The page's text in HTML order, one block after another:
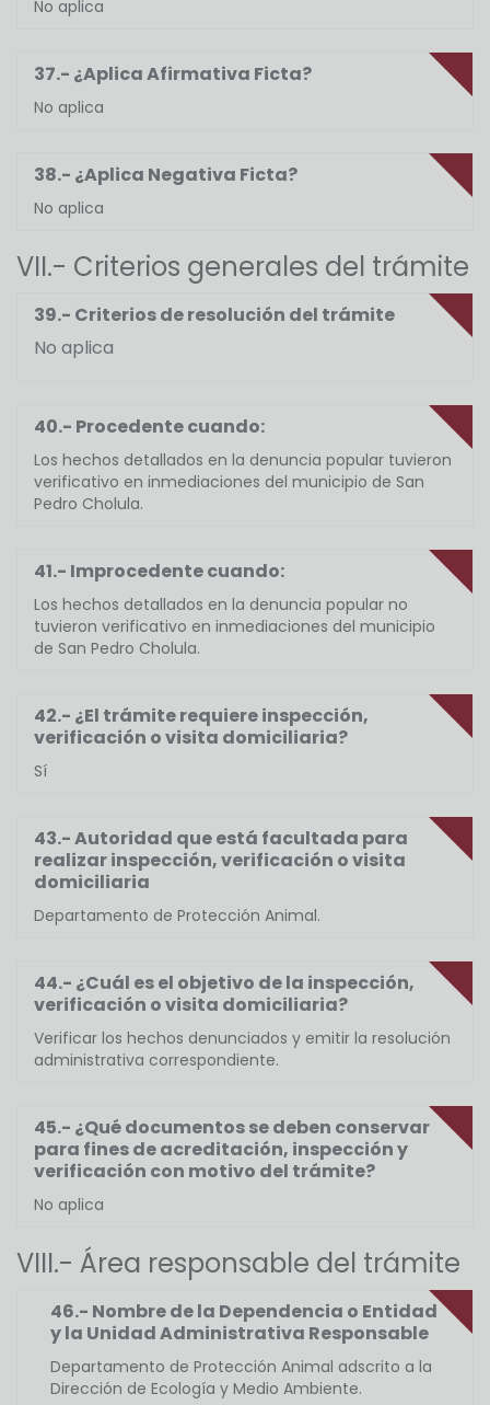
No aplica
37.- ¿Aplica Afirmativa Ficta?
No aplica
38.- ¿Aplica Negativa Ficta?
No aplica
VII.- Criterios generales del trámite
39.- Criterios de resolución del trámite
No aplica
40.- Procedente cuando:
Los hechos detallados en la denuncia popular tuvieron
verificativo en inmediaciones del municipio de San
Pedro Cholula.
41.- Improcedente cuando:
Los hechos detallados en la denuncia popular no
tuvieron verificativo en inmediaciones del municipio
de San Pedro Cholula.
42.- ¿El trámite requiere inspección,
verificación o visita domiciliaria?
Sí
43.- Autoridad que está facultada para
realizar inspección, verificación o visita
domiciliaria
Departamento de Protección Animal.
44.- ¿Cuál es el objetivo de la inspección,
verificación o visita domiciliaria?
Verificar los hechos denunciados y emitir la resolución
administrativa correspondiente.
45.- ¿Qué documentos se deben conservar
para fines de acreditación, inspección y
verificación con motivo del trámite?
No aplica
VIII.- Área responsable del trámite
46.- Nombre de la Dependencia o Entidad
y la Unidad Administrativa Responsable
Departamento de Protección Animal adscrito a la
Dirección de Ecología y Medio Ambiente.